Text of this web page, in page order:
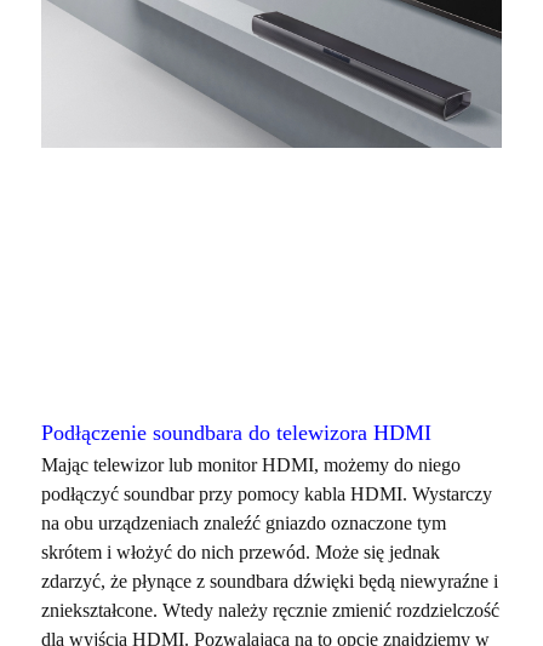
Podłączenie soundbara do telewizora HDMI
Mając telewizor lub monitor HDMI, możemy do niego
podłączyć soundbar przy pomocy kabla HDMI. Wystarczy
na obu urządzeniach znaleźć gniazdo oznaczone tym
skrótem i włożyć do nich przewód. Może się jednak
zdarzyć, że płynące z soundbara dźwięki będą niewyraźne i
zniekształcone. Wtedy należy ręcznie zmienić rozdzielczość
dla wyjścia HDMI. Pozwalającą na to opcję znajdziemy w